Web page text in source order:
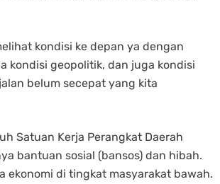
kondisi ke depan ya dengan
kondisi geopolitik, dan juga kondisi
belum secepat yang kita
Satuan Kerja Perangkat Daerah
bantuan sosial (bansos) dan hibah.
ekonomi di tingkat masyarakat bawah.